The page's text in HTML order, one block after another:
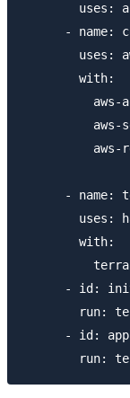
uses:
- name:
uses:
        with:
aws-
aws-
aws-
- name:
uses:
        with:
- id:
run:
- id: